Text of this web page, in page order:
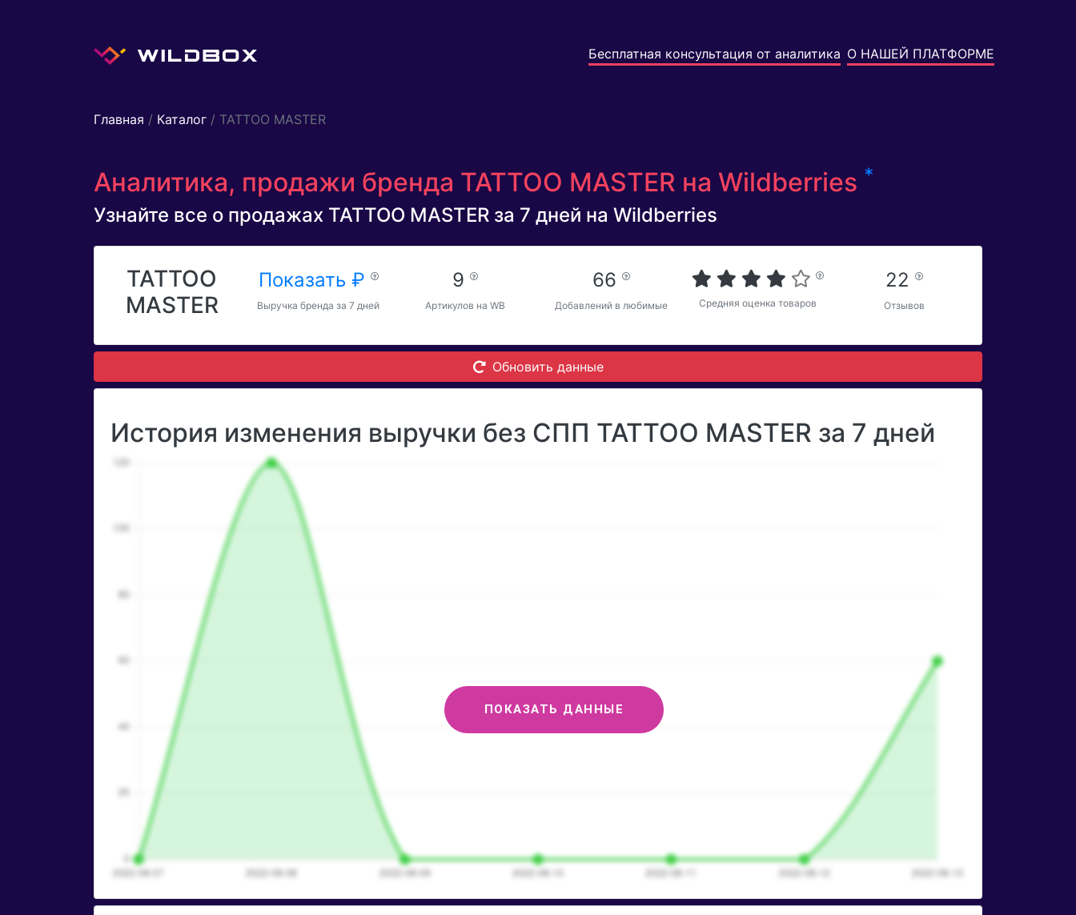
Бесплатная консультация от аналитика О НАШЕЙ ПЛАТФОРМЕ
Главная / Каталог / TATTOO MASTER
Аналитика, продажи бренда TATTOO MASTER на Wildberries *
Узнайте все о продажах TATTOO MASTER за 7 дней на Wildberries
TATTOO
MASTER
Показать ₽
Выручка бренда за 7 дней
9
Артикулов на WB
66
Добавлений в любимые Средняя оценка товаров
22
Отзывов
Обновить данные
История изменения выручки без СПП TATTOO MASTER за 7 дней
ПОКАЗАТЬ ДАННЫЕ